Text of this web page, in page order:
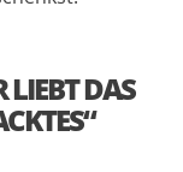
LIEBT DAS